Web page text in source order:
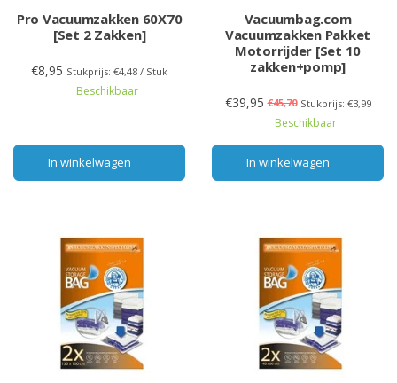
Pro Vacuumzakken 60X70
[Set 2 Zakken]
€8,95 Stukprijs: €4,48 / Stuk
Beschikbaar
In winkelwagen
Vacuumbag.com
Vacuumzakken Pakket
Motorrijder [Set 10
zakken+pomp]
€39,95 €45,70 Stukprijs: €3,99
Beschikbaar
In winkelwagen